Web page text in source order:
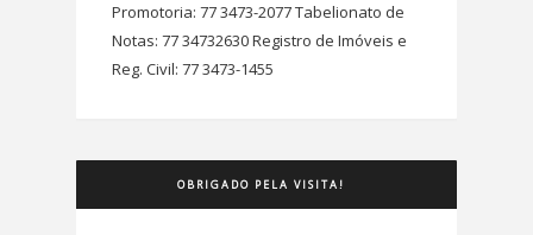
Promotoria: 77 3473-2077 Tabelionato de
Notas: 77 34732630 Registro de Imóveis e
Reg. Civil: 77 3473-1455
OBRIGADO PELA VISITA!